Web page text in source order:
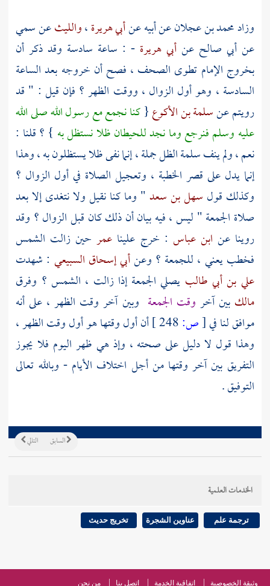
وزادمحمد بن عجلانعن أبيه عنأبي هريرة،والليثعنسمي
عنأبي صالحعنأبي هريرة - : ساعة سادسة وقد ذكر أن
بخروج الإمام تطوى الصحف ، فصح أن خروجه بعد الساعة
السادسة ، وهو أول الزوال ، ووقت الظهر ؟ فإن قيل : " قد
رويتم عنسلمة بن الأكوع{كنا نجمع مع رسول الله صلى الله
عليه وسلم فنرجع وما نجد للحيطان ظلا نستظل به } ؟ قلنا :
نعم ، ولم ينفسلمةالظل جملة ، إنما نفى ظلا يستظلون به ، وهذا
إنما يدل على قصر الخطبة ، وتعجيل الصلاة في أول الزوال ؟
وكذلك قول سهل بن سعد" وما كنا نقيل ولا نتغدى إلا بعد
صلاة الجمعة " ليس ، فيه بيان أن ذلك كان قبل الزوال ؟ وقد
روينا عن ابن عباس : خرج علينا عمر حين زالت الشمس
فخطب يعني ، للجمعة ؟ وعنأبي إسحاق السبيعي : شهدت
علي بن أبي طالب يصلي الجمعة إذا زالت ، الشمس ؟ وفرق
مالكبين آخر وقت الجمعة وبين آخر وقت الظهر ، على أنه
موافق لنا في[ص:
أن أول وقتها هو أول وقت الظهر ،
وهذا قول لا دليل على صحته ، وإذ هي ظهر اليوم فلا يجوز
التفريق بين آخر وقتها من أجل اختلاف الأيام - وبالله تعالى
التوفيق .
التالي السابق
الخدمات العلمية
ترجمة علم عناوين الشجرة تخريج حديث
وثيقة الخصوصية اتفاقية الخدمة اتصل بنا من نحن